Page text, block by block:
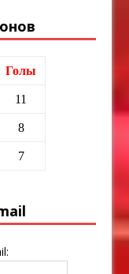
Голы
11
8
7